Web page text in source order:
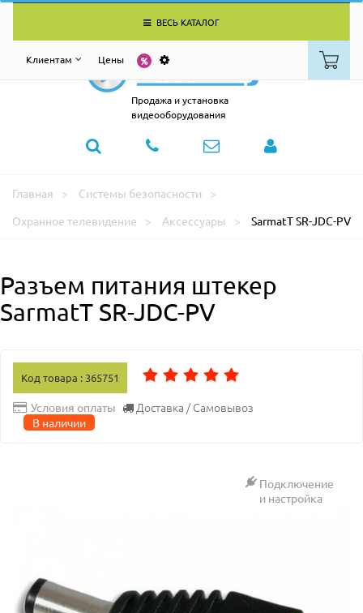
ВЕСЬ КАТАЛОГ
Клиентам Цены
Продажа и установка
видеооборудования
Главная
Системы безопасности
Охранное телевидение
Аксессуары SarmatT SR-JDC-PV
Разъем питания штекер
SarmatT SR-JDC-PV
Код товара : 365751
Условия оплаты Доставка / Самовывоз
В наличии
Подключение
и настройка